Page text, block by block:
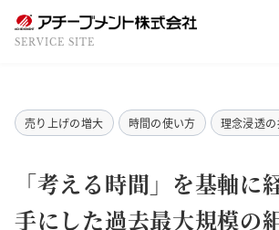
SERVICE SITE
売り上げの増大 時間の使い方 理念浸透
「考える時間」を基軸に
手にした過去最大規模の